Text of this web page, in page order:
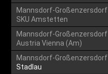
Mannsdorf-Großenzersdorf
SKU Amstetten
Mannsdorf-Großenzersdorf
Austria Vienna (Am)
Mannsdorf-Großenzersdorf
Stadlau